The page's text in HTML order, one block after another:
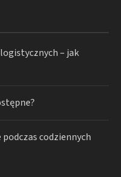
– jak
codziennych